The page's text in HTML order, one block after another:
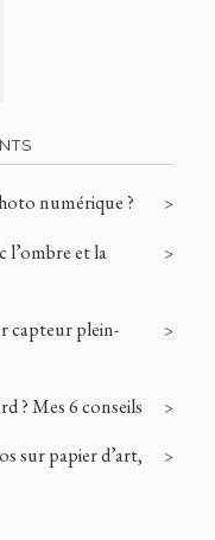
numérique ?
l’ombre et la
capteur plein-
? Mes 6 conseils
sur papier d’art,